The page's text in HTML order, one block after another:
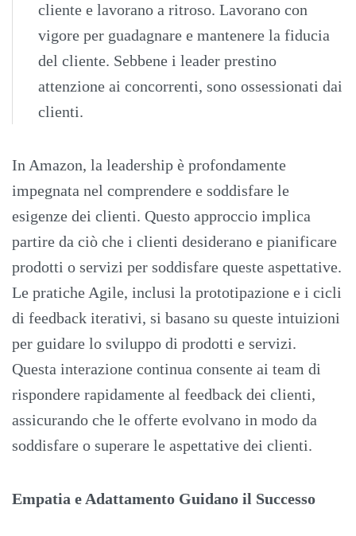
cliente e lavorano a ritroso. Lavorano con
vigore per guadagnare e mantenere la fiducia
del cliente. Sebbene i leader prestino
attenzione ai concorrenti, sono ossessionati dai
clienti.
In Amazon, la leadership è profondamente
impegnata nel comprendere e soddisfare le
esigenze dei clienti. Questo approccio implica
partire da ciò che i clienti desiderano e pianificare
prodotti o servizi per soddisfare queste aspettative.
Le pratiche Agile, inclusi la prototipazione e i cicli
di feedback iterativi, si basano su queste intuizioni
per guidare lo sviluppo di prodotti e servizi.
Questa interazione continua consente ai team di
rispondere rapidamente al feedback dei clienti,
assicurando che le offerte evolvano in modo da
soddisfare o superare le aspettative dei clienti.
Empatia e Adattamento Guidano il Successo